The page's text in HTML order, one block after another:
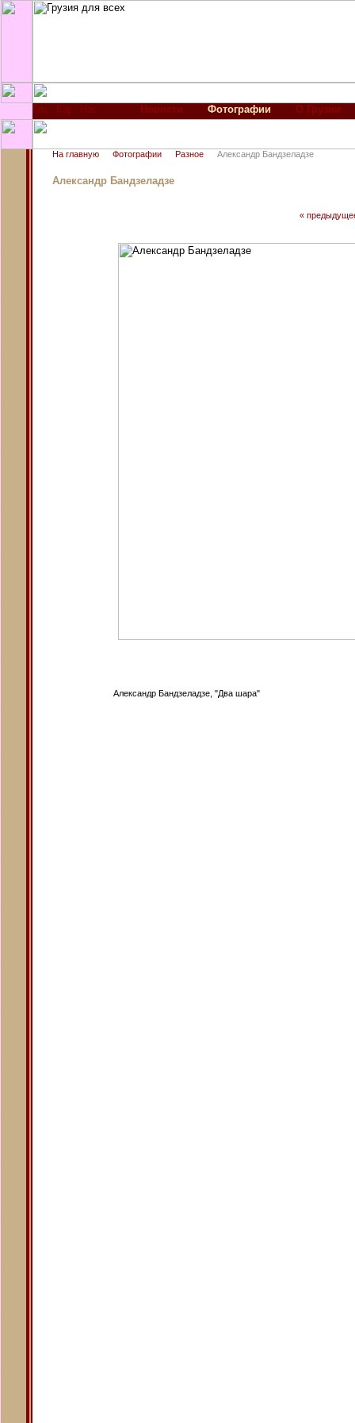
Новости Фотографии О Грузии
На главную Фотографии Разное Александр Бандзеладзе
Александр Бандзеладзе
«
Александр Бандзеладзе, "Два шара"